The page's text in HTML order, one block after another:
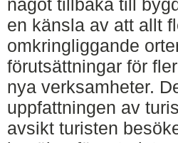
något tillbaka till
en känsla av att allt
omkringliggande
förutsättningar för
nya verksamheter.
uppfattningen av
avsikt turisten